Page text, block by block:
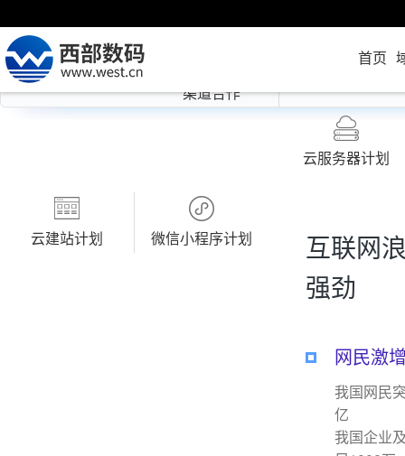
首页
渠道合作
云服务器计划
云建站计划 微信小程序计划
互联网
强劲
网民激
我国网民
亿
我国企业